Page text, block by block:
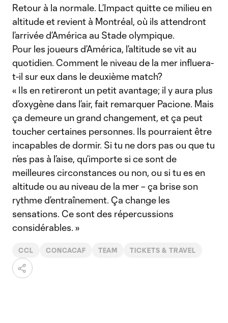
Retour à la normale. L’Impact quitte ce milieu en
altitude et revient à Montréal, où ils attendront
l’arrivée d’América au Stade olympique.
Pour les joueurs d’América, l’altitude se vit au
quotidien. Comment le niveau de la mer influera-
t-il sur eux dans le deuxième match?
« Ils en retireront un petit avantage; il y aura plus
d’oxygène dans l’air, fait remarquer Pacione. Mais
ça demeure un grand changement, et ça peut
toucher certaines personnes. Ils pourraient être
incapables de dormir. Si tu ne dors pas ou que tu
n’es pas à l’aise, qu’importe si ce sont de
meilleures circonstances ou non, ou si tu es en
altitude ou au niveau de la mer – ça brise son
rythme d’entraînement. Ça change les
sensations. Ce sont des répercussions
considérables. »
CCL CONCACAF TEAM TICKETS & TRAVEL